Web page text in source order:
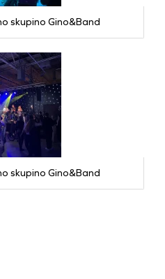
skupino Gino&Band
skupino Gino&Band